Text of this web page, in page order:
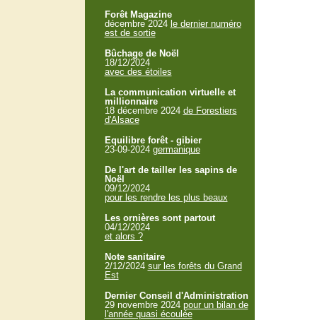
Forêt Magazine
décembre 2024 le dernier numéro
est de sortie
Bûchage de Noël
18/12/2024
avec des étoiles
La communication virtuelle et
millionnaire
18 décembre 2024 de Forestiers
d'Alsace
Equilibre forêt - gibier
23-09-2024 germanique
De l'art de tailler les sapins de
Noël
09/12/2024
pour les rendre les plus beaux
Les ornières sont partout
04/12/2024
et alors ?
Note sanitaire
2/12/2024 sur les forêts du Grand
Est
Dernier Conseil d'Administration
29 novembre 2024 pour un bilan de
l'année quasi écoulée